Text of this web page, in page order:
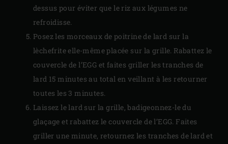
dessus pour éviter que le riz aux légumes ne
refroidisse.
Posez les morceaux de poitrine de lard sur la
lèchefrite elle-même placée sur la grille. Rabattez le
couvercle de l’EGG et faites griller les tranches de
lard 15 minutes au total en veillant à les retourner
toutes les 3 minutes.
Laissez le lard sur la grille, badigeonnez-le du
glaçage et rabattez le couvercle de l’EGG. Faites
griller une minute, retournez les tranches de lard et